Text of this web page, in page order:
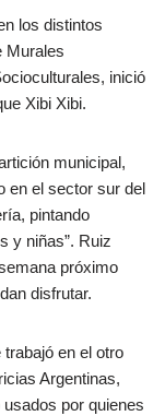
los distintos
Murales
inició
Xibi Xibi.
municipal,
en el sector sur del
pintando
y niñas”. Ruiz
próximo
disfrutar.
en el otro
Argentinas,
por quienes